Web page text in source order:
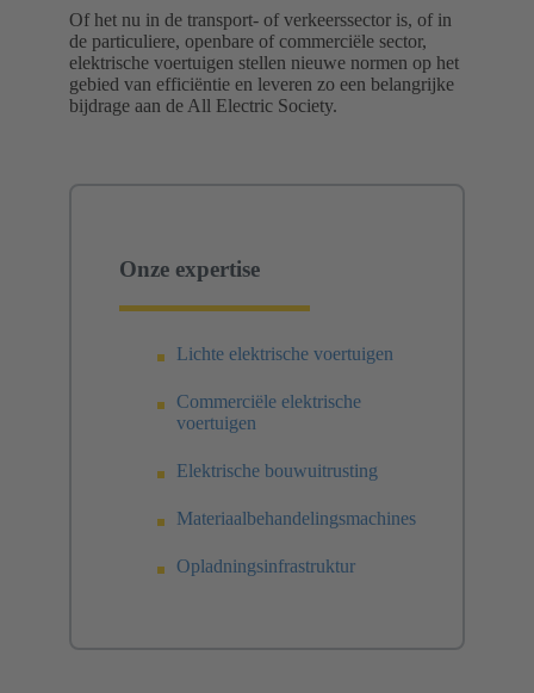
Of het nu in de transport- of verkeerssector is, of in
de particuliere, openbare of commerciële sector,
elektrische voertuigen stellen nieuwe normen op het
gebied van efficiëntie en leveren zo een belangrijke
bijdrage aan de All Electric Society.
Onze expertise
Lichte elektrische voertuigen
Commerciële elektrische
voertuigen
Elektrische bouwuitrusting
Materiaalbehandelingsmachines
Opladningsinfrastruktur